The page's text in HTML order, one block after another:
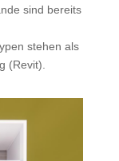
sind bereits
stehen als
(Revit).